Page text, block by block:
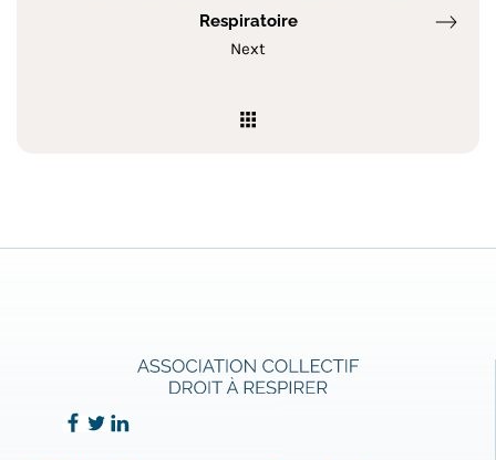
Respiratoire
Next